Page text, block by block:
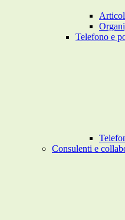
Telefono e
Consulenti e